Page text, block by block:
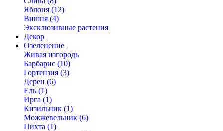
Яблоня (12)
Вишня (4)
Эксклюзивные растения
Декор
Озеленение
Живая изгородь
Барбарис (10)
Гортензия (3)
Дерен (6)
Ель (1)
Ирга (1)
Кизильник (1)
Можжевельник (6)
Пихта (1)